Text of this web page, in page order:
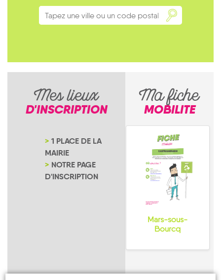
Mes lieux
D'INSCRIPTION
1 PLACE DE LA
MAIRIE
NOTRE PAGE
D'INSCRIPTION
Ma fiche
MOBILITE
Mars-sous-
Bourcq